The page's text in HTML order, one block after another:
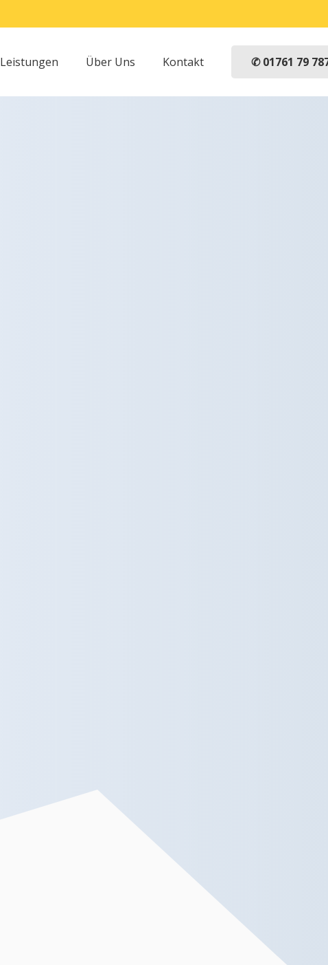
Leistungen Über Uns Kontakt ✆ 01761 79